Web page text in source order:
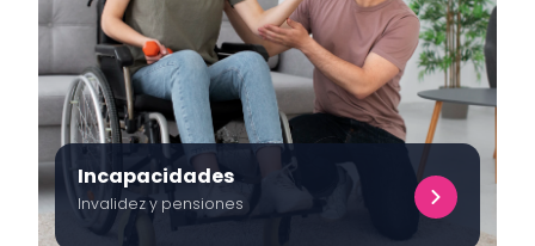
Incapacidades
Invalidez y pensiones